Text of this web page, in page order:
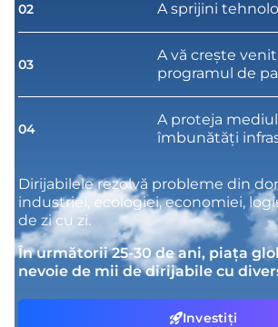
02 A sprijini
03
A vă crește
programul de
04
A proteja mediul
îmbunătăți
Dirijabilele rezolvă probleme din
industriei, ecologiei, economiei,
de zi cu zi.
În următorii 25-30 de ani, piața
nevoie de mii de dirijabile cu
Investiți